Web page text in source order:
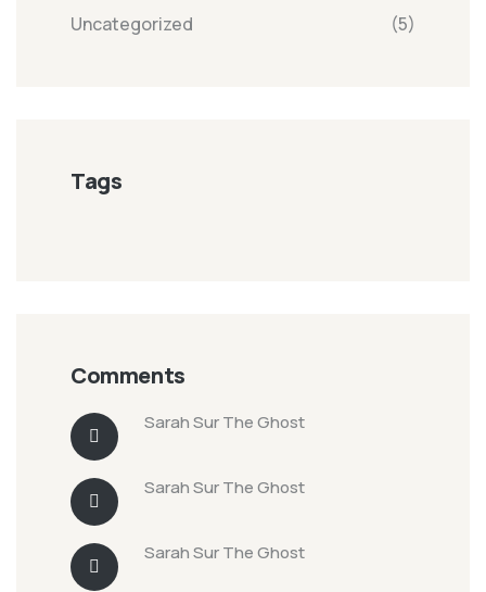
Uncategorized (5)
Tags
Comments
SarahSurThe Ghost
SarahSurThe Ghost
SarahSurThe Ghost